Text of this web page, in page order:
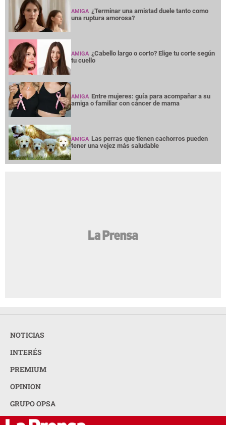
AMIGA ¿Terminar una amistad duele tanto como
una ruptura amorosa?
AMIGA ¿Cabello largo o corto? Elige tu corte según
tu cuello
AMIGA Entre mujeres: guía para acompañar a su
amiga o familiar con cáncer de mama
AMIGA Las perras que tienen cachorros pueden
tener una vejez más saludable
NOTICIAS
INTERÉS
PREMIUM
OPINION
GRUPO OPSA